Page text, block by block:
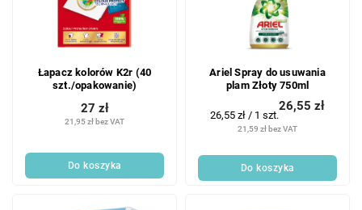
Łapacz kolorów K2r (40
szt./opakowanie)
21,95 zł bez VAT
27 zł
Do koszyka
Ariel Spray do usuwania
plam Złoty 750ml
21,59 zł bez VAT
26,55 zł
Cena
jednostkowa:
26,55 zł / 1 szt.
Do koszyka